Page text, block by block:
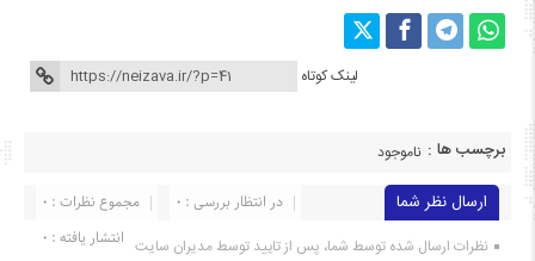
لینک کوتاه
برچسب ها : ناموجود
ارسال نظر شما مجموع نظرات : 0
در انتظار بررسی : 0
انتشار یافته : ۰ نظرات ارسال شده توسط شما، پس از تایید توسط مدیران سایت